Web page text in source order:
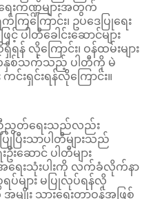
ေးကဏ္ဍများအတွက်
ြကြောင်း၊ ဥပဒေပြုရေး
ပါတီခေါင်းဆောင်များ
န် လိုကြောင်း၊ ဝန်ထမ်းများ
က်နှစ်သက်သည့် ပါတီကို မဲ
င်းရှင်းရန်လိုကြောင်း။
းညီညွတ်ရေးသည်လည်း
ပြီးသာပါတီများသည်
းဆောင် ပါတီများ
အရေးသုံးပါးကို လက်ခံလိုက်နာ
ပ်များ မပြုလုပ်ရန်လို
အမျိုး သားရေးတာဝန်အဖြစ်